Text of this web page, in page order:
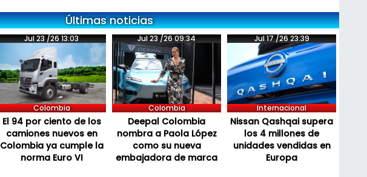
Últimas noticias
Jul 23 /26 13:03
Colombia
El 94 por ciento de los
camiones nuevos en
Colombia ya cumple la
norma Euro VI
Jul 23 /26 09:34
Colombia
Deepal Colombia
nombra a Paola López
como su nueva
embajadora de marca
Jul 17 /26 23:39
Internacional
Nissan Qashqai supera
los 4 millones de
unidades vendidas en
Europa